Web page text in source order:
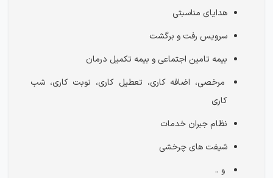
هدایای مناسبتی
سرویس رفت و برگشت
بیمه تامین اجتماعی و بیمه تکمیل درمان
مرخصی، اضافه کاری، تعطیل کاری، نوبت کاری، شب
کاری
نظام جبران خدمات
شیفت های چرخشی
و ..